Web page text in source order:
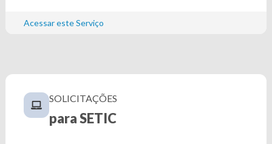
Acessar este Serviço
SOLICITAÇÕES
para SETIC